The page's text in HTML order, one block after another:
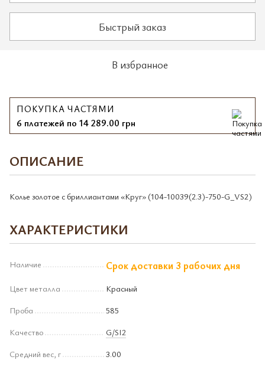
Быстрый заказ
В избранное
ПОКУПКА ЧАСТЯМИ
6 платежей по 14 289.00 грн
ОПИСАНИЕ
Колье золотое с бриллиантами «Круг» (104-10039(2.3)-750-G_VS2)
ХАРАКТЕРИСТИКИ
Наличие Срок доставки 3 рабочих дня
Цвет металла
Красный
Проба
585
Качество
G/SI2
Средний вес, г
3.00